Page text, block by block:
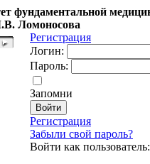
фундаментальной
Ломоносова
Регистрация
Логин:
Пароль:
Запомни
Регистрация
Забыли свой пароль?
Войти как пользователь: